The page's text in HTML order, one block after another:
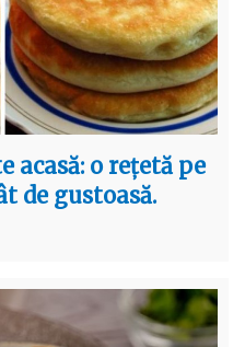
acasă: o rețetă pe
de gustoasă.